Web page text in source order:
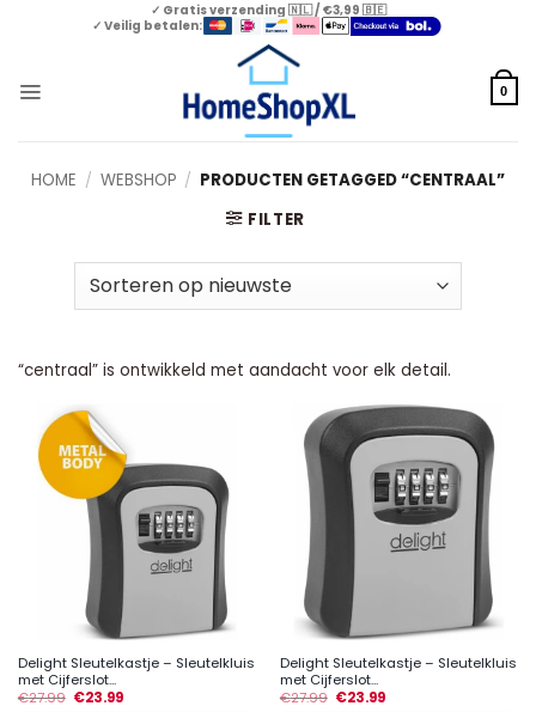
✓ Gratis verzending 🇳🇱 / €3,99 🇧🇪
✓ Veilig betalen:
0
HOME / WEBSHOP / PRODUCTEN GETAGGED “CENTRAAL”
FILTER
“centraal” is ontwikkeld met aandacht voor elk detail.
Delight Sleutelkastje – Sleutelkluis
met Cijferslot...
€27.99 €23.99
Delight Sleutelkastje – Sleutelkluis
met Cijferslot...
€27.99 €23.99